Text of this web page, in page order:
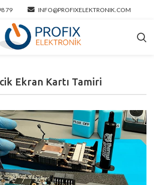
79 INFO@PROFIXELEKTRONIK.COM
Ekran Kartı Tamiri